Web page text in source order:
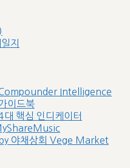
지
Intelligence
이드북
대 핵심 인디케이터
야채상회 Vege Market